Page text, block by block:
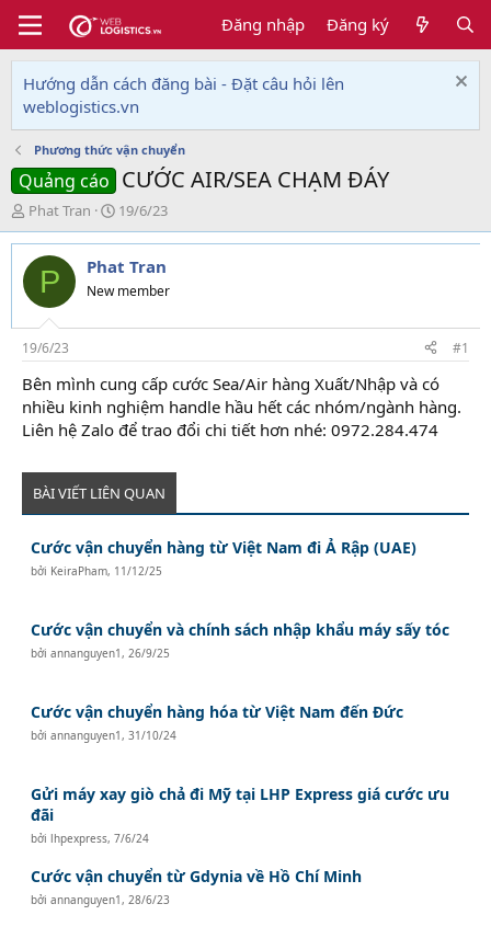
Đăng nhập Đăng ký
Hướng dẫn cách đăng bài - Đặt câu hỏi lên
weblogistics.vn
Phương thức vận chuyển
Quảng cáo CƯỚC AIR/SEA CHẠM ĐÁY
T
h
r
e
d
s
t
a
r
t
e
Phat Tran
N
g
à
y
g
i
19/6/23
P Phat Tran
New member
19/6/23 #1
Bên mình cung cấp cước Sea/Air hàng Xuất/Nhập và có
nhiều kinh nghiệm handle hầu hết các nhóm/ngành hàng.
Liên hệ Zalo để trao đổi chi tiết hơn nhé: 0972.284.474
BÀI VIẾT LIÊN QUAN
Cước vận chuyển hàng từ Việt Nam đi Ả Rập (UAE)
bởi KeiraPham, 11/12/25
Cước vận chuyển và chính sách nhập khẩu máy sấy tóc
bởiannanguyen1 , 26/9/25
Cước vận chuyển hàng hóa từ Việt Nam đến Đức
bởiannanguyen1 ,31/10/24
Gửi máy xay giò chả đi Mỹ tại LHP Express giá cước ưu
đãi
bởilhpexpress,7/6/24
Cước vận chuyển từ Gdynia về Hồ Chí Minh
bởiannanguyen1 , 28/6/23